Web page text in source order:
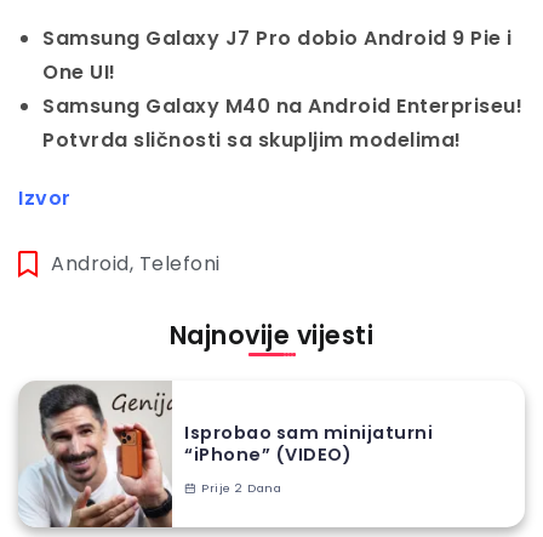
Samsung Galaxy J7 Pro dobio Android 9 Pie i
One UI!
Samsung Galaxy M40 na Android Enterpriseu!
Potvrda sličnosti sa skupljim modelima!
Izvor
Android, Telefoni
Najnovije vijesti
Isprobao sam minijaturni
“iPhone” (VIDEO)
Prije 2 Dana